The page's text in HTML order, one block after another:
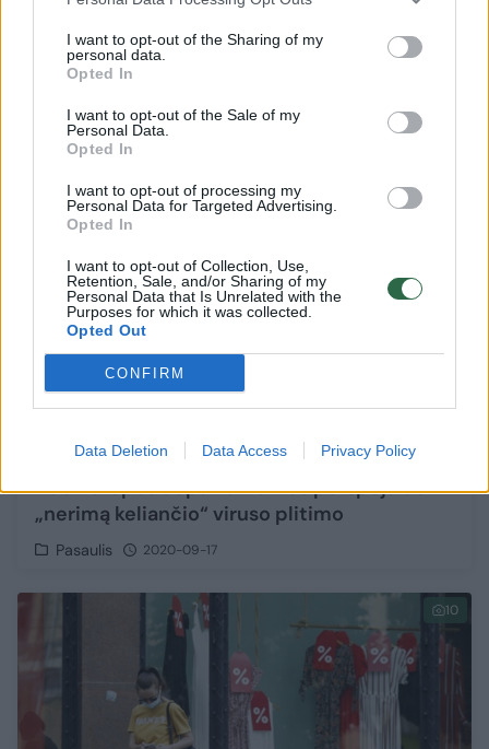
I want to opt-out of the Sharing of my
personal data.
Opted In
I want to opt-out of the Sale of my
Personal Data.
Opted In
I want to opt-out of processing my
Personal Data for Targeted Advertising.
Opted In
I want to opt-out of Collection, Use,
Retention, Sale, and/or Sharing of my
Personal Data that Is Unrelated with the
Purposes for which it was collected.
Opted Out
CONFIRM
Data Deletion Data Access Privacy Policy
Jauna mergina papasakojo, ką išgyveno
sirgdama koronavirusu: „Tiesiog negalėjau
atsikelti iš lovos“
PSO Europos departamentas perspėja dėl
„nerimą keliančio“ viruso plitimo
Pasaulis 2020-09-17
10